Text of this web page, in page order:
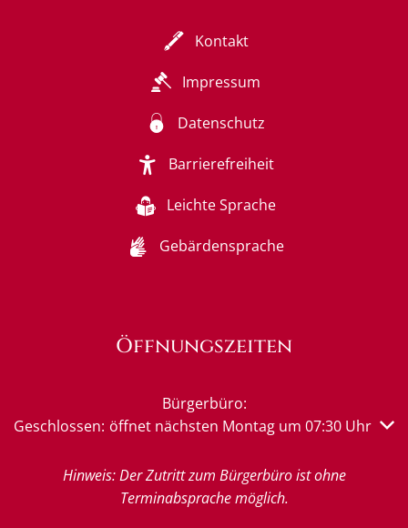
Kontakt
Impressum
Datenschutz
Barrierefreiheit
Leichte Sprache
Gebärdensprache
Öffnungszeiten
Bürgerbüro:
Klicken, um weitere Öffnungs- oder Schließzeiten
Geschlossen: öffnet nächsten Montag um 07:30 Uhr
Hinweis: Der Zutritt zum Bürgerbüro ist ohne
Terminabsprache möglich.